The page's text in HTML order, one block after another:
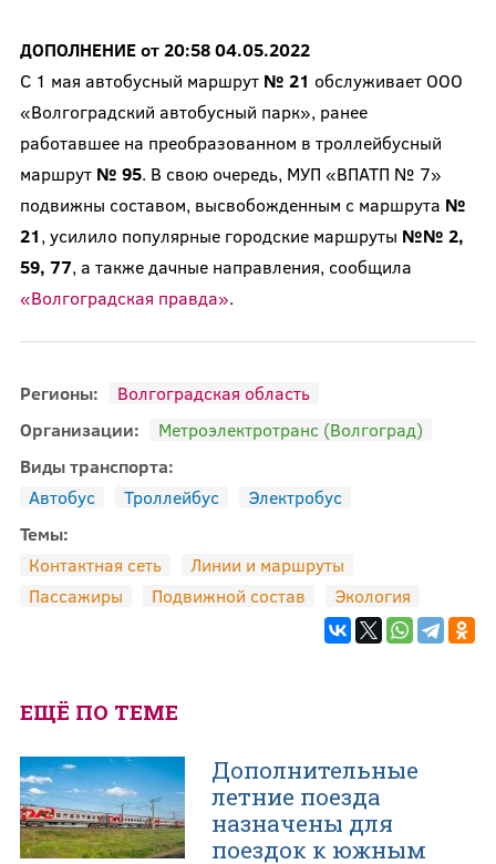
ДОПОЛНЕНИЕ от 20:58 04.05.2022
С 1 мая автобусный маршрут № 21 обслуживает ООО
«Волгоградский автобусный парк», ранее
работавшее на преобразованном в троллейбусный
маршрут № 95. В свою очередь, МУП «ВПАТП № 7»
подвижны составом, высвобожденным с маршрута №
21, усилило популярные городские маршруты №№ 2,
59, 77, а также дачные направления, сообщила
«Волгоградская правда».
Регионы:
Волгоградская область
Организации:
Метроэлектротранс (Волгоград)
Виды транспорта:
Автобус
Троллейбус
Электробус
Темы:
Контактная сеть
Линии и маршруты
Пассажиры
Подвижной состав Экология
ЕЩЁ ПО ТЕМЕ
Дополнительные
летние поезда
назначены для
поездок к южным